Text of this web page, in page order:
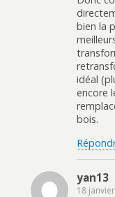
bien la
idéal
encore
bois.
yan13
18